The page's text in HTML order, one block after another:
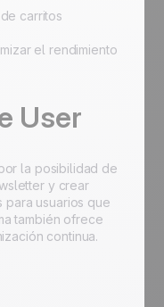
carritos
el rendimiento
User
la posibilidad de
y crear
para usuarios que
también ofrece
continua.